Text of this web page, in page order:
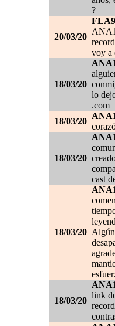
?
20/03/20
voy a
18/03/20
lo
.com
18/03/20
18/03/20
cast
18/03/20
18/03/20
link